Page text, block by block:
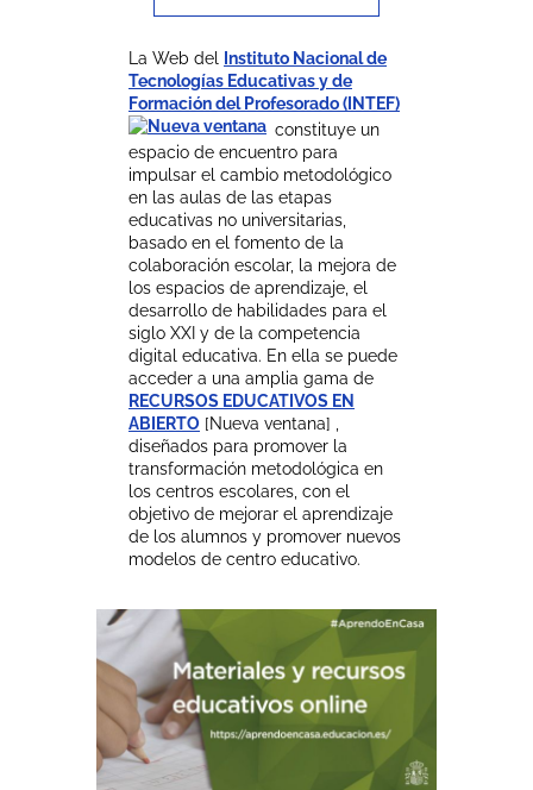
La Web del Instituto Nacional de
Tecnologías Educativas y de
Formación del Profesorado (INTEF)
constituye un
espacio de encuentro para
impulsar el cambio metodológico
en las aulas de las etapas
educativas no universitarias,
basado en el fomento de la
colaboración escolar, la mejora de
los espacios de aprendizaje, el
desarrollo de habilidades para el
siglo XXI y de la competencia
digital educativa. En ella se puede
acceder a una amplia gama de
RECURSOS EDUCATIVOS EN
ABIERTO [Nueva ventana] ,
diseñados para promover la
transformación metodológica en
los centros escolares, con el
objetivo de mejorar el aprendizaje
de los alumnos y promover nuevos
modelos de centro educativo.